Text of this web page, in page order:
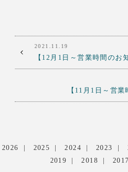
2021.11.19
【12月1日～営業時間のお
【11月1日～営業
2026 2025 2024 2023
2019
2018 2017